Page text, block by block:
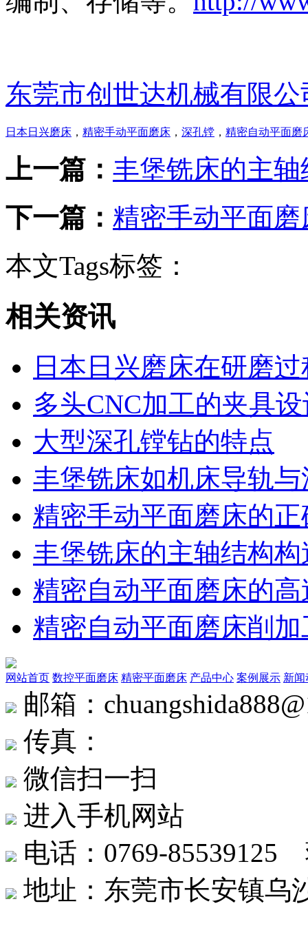
东莞市创世达机械有限公
日本日兴磨床 ， 精密手动平面磨床 ， 深孔镗 ， 精密自动平面磨
上一篇： 丰堡铣床的主
下一篇： 精密手动平面
本文Tags标签：
相关资讯
日本日兴磨床在研磨
多头CNC加工的夹具
大型深孔镗钻的特点
丰堡铣床如机床导轨与
精密手动平面磨床的
丰堡铣床的主轴结构构
精密自动平面磨床的
精密自动平面磨床削
网站首页 数控平面磨床 精密平面磨床 产品中心 案例展示 新闻
邮箱：
传真：
微信扫一扫
进入手机网站
电话：0769-85539125
地址：东莞市长安镇乌